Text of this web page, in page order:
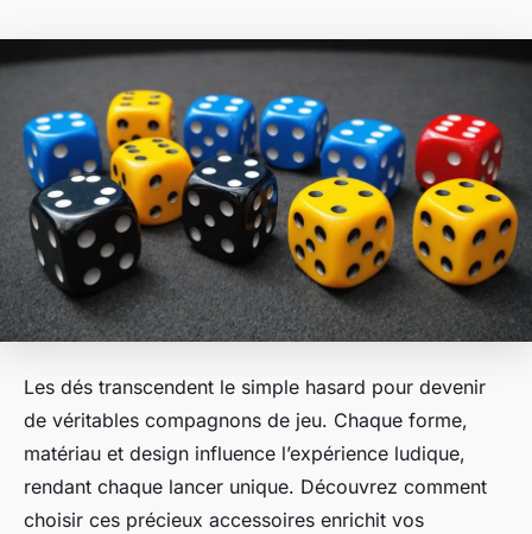
Les dés transcendent le simple hasard pour devenir
de véritables compagnons de jeu. Chaque forme,
matériau et design influence l’expérience ludique,
rendant chaque lancer unique. Découvrez comment
choisir ces précieux accessoires enrichit vos